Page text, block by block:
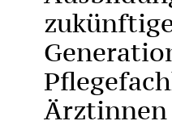
Ärztinnen